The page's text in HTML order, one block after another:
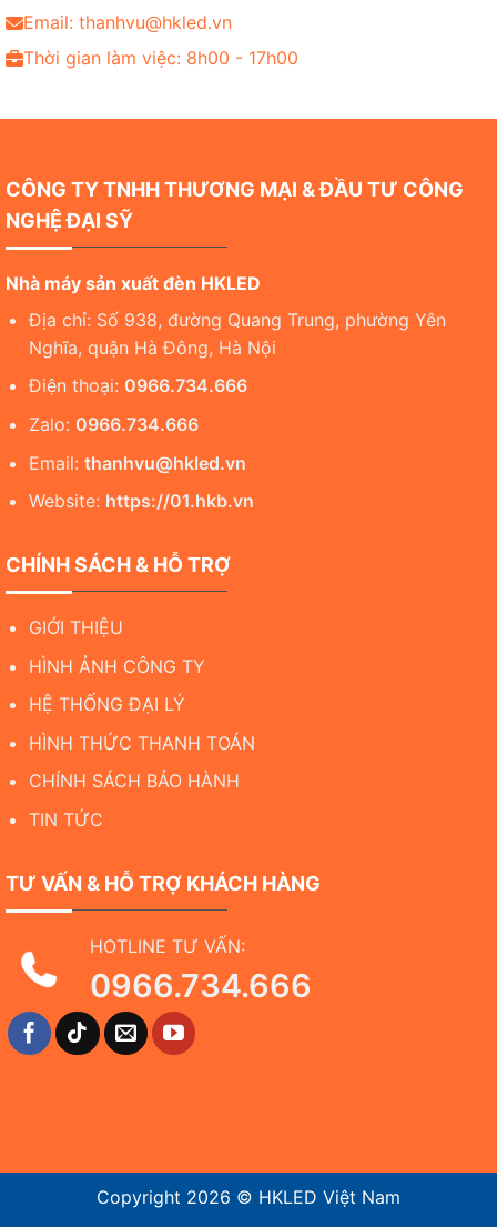
Email: thanhvu@hkled.vn
Thời gian làm việc: 8h00 - 17h00
CÔNG TY TNHH THƯƠNG MẠI & ĐẦU TƯ CÔNG
NGHỆ ĐẠI SỸ
Nhà máy sản xuất đèn HKLED
Địa chỉ: Số 938, đường Quang Trung, phường Yên
Nghĩa, quận Hà Đông, Hà Nội
Điện thoại: 0966.734.666
Zalo: 0966.734.666
Email: thanhvu@hkled.vn
Website: https://01.hkb.vn
CHÍNH SÁCH & HỖ TRỢ
GIỚI THIỆU
HÌNH ẢNH CÔNG TY
HỆ THỐNG ĐẠI LÝ
HÌNH THỨC THANH TOÁN
CHÍNH SÁCH BẢO HÀNH
TIN TỨC
TƯ VẤN & HỖ TRỢ KHÁCH HÀNG
HOTLINE TƯ VẤN:
0966.734.666
Copyright 2026 © HKLED Việt Nam